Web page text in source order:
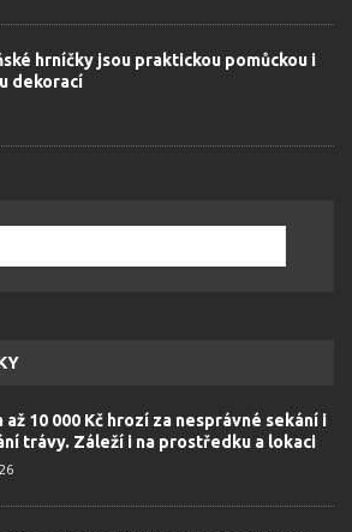
hrníčky jsou praktickou pomůckou i
dekorací
až 10 000 Kč hrozí za nesprávné sekání i
trávy. Záleží i na prostředku a lokaci